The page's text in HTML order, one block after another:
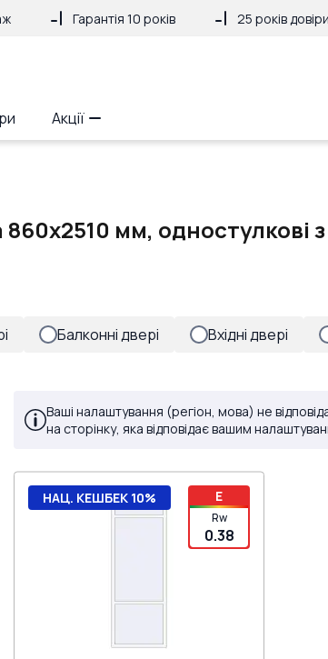
Гарантія 10 років 25 років
Акції
мм, одностулкові
Балконні двері Вхідні двері
Ваші налаштування (регіон, мова) не
на сторінку, яка відповідає вашим
E
Rw
0.38
НАЦ. КЕШБЕК 10%